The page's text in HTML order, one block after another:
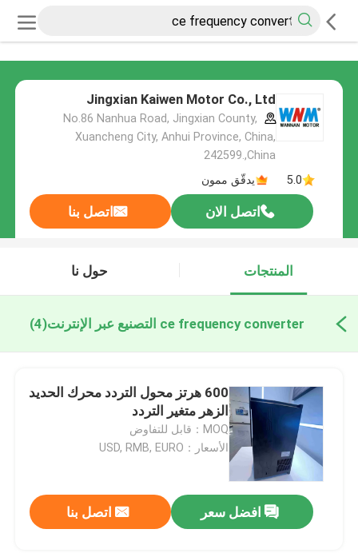
Jingxian Kaiwen Motor Co., Ltd
No.86 Nanhua Road, Jingxian County,
Xuancheng City, Anhui Province, China,
242599.,China
5.0
يدقّق ممون
اتصل الان اتصل بنا
المنتجات حول نا
ce frequency converter التصنيع عبر الإنترنت (4)
600 هرتز محول التردد محرك الحديد
الزهر متغير التردد
MOQ：قابل للتفاوض
الأسعار：USD, RMB, EURO
افضل سعر اتصل بنا